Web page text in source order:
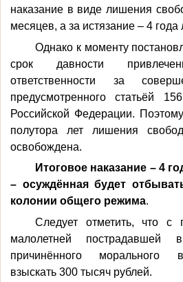
наказание в виде лишения
месяцев, а за истязание – 4
Однако к моменту
срок давности
ответственности за
предусмотренного статьёй
Российской Федерации.
полутора лет лишения
освобождена.
Итоговое наказание – 4
– осуждённая будет
колонии общего режима.
Следует отметить, что с
малолетней пострадавшей
причинённого морального
взыскать 300 тысяч рублей.